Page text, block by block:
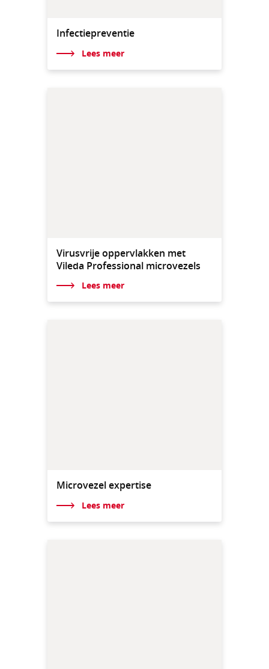
Infectiepreventie
Lees meer
Virusvrije oppervlakken met
Vileda Professional microvezels
Lees meer
Microvezel expertise
Lees meer